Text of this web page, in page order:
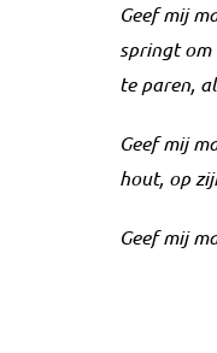
Geef mij
springt om
te paren,
Geef mij
hout, op
Geef mij